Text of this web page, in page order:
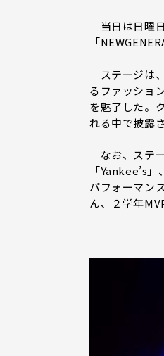
当日は日曜
「
ステージは
るファッショ
を魅了した。
れる中で披露
なお、ステ
「Yankee’s
パフォーマン
ん、２学年